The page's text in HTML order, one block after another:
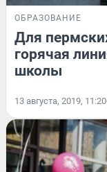
ОБРАЗОВАНИЕ
Для
горячая
школы
13 августа, 2019, 11:20